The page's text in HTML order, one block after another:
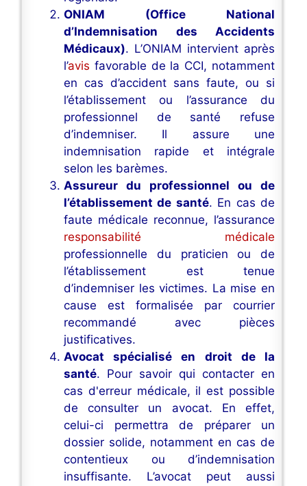
ONIAM (Office National
d’Indemnisation des Accidents
Médicaux). L’ONIAM intervient après
l’avis favorable de la CCI, notamment
en cas d’accident sans faute, ou si
l’établissement ou l’assurance du
professionnel de santé refuse
d’indemniser. Il assure une
indemnisation rapide et intégrale
selon les barèmes.
Assureur du professionnel ou de
l’établissement de santé. En cas de
faute médicale reconnue, l’assurance
responsabilité médicale
professionnelle du praticien ou de
l’établissement est tenue
d’indemniser les victimes. La mise en
cause est formalisée par courrier
recommandé avec pièces
justificatives.
Avocat spécialisé en droit de la
santé. Pour savoir qui contacter en
cas d'erreur médicale, il est possible
de consulter un avocat. En effet,
celui-ci permettra de préparer un
dossier solide, notamment en cas de
contentieux ou d’indemnisation
insuffisante. L’avocat peut aussi